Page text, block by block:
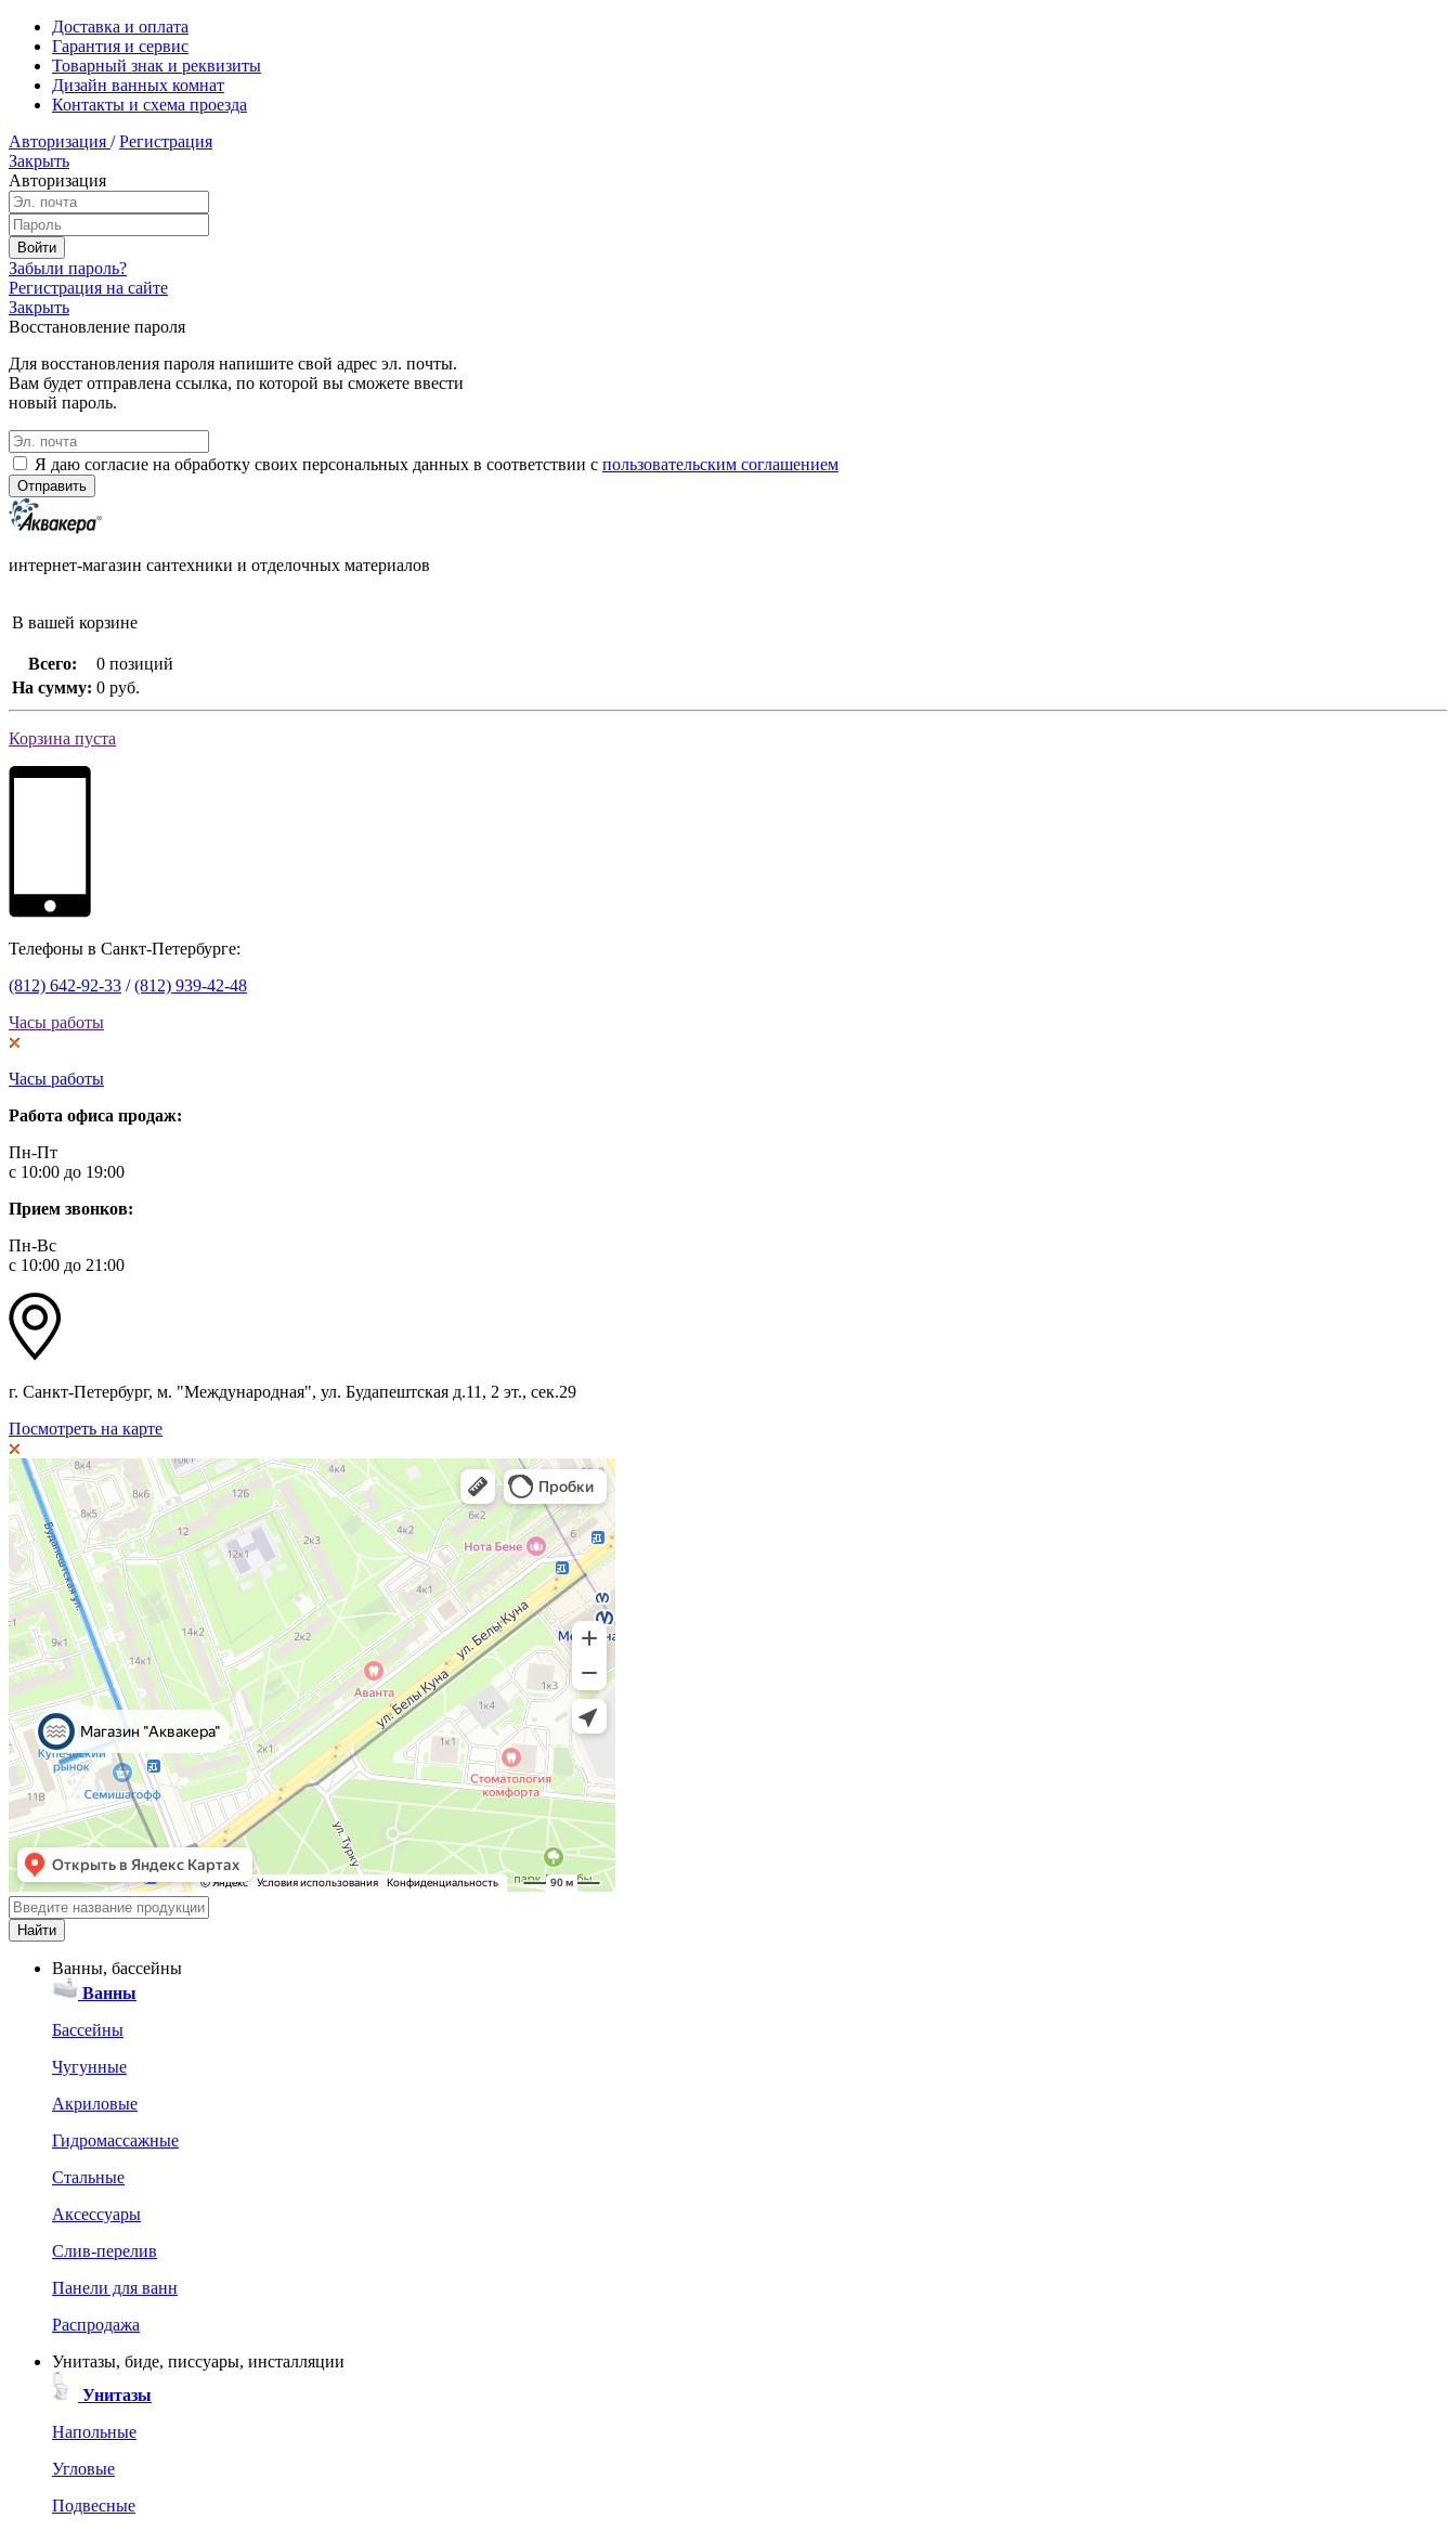
Доставка и оплата
Гарантия и сервис
Товарный знак и реквизиты
Дизайн ванных комнат
Контакты и схема проезда
Авторизация / Регистрация
Закрыть
Авторизация
Забыли пароль?
Регистрация на сайте
Закрыть
Восстановление пароля
Для восстановления пароля напишите свой адрес эл. почты.
Вам будет отправлена ссылка, по которой вы сможете ввести
новый пароль.
Я даю согласие на обработку своих персональных данных в соответствии с пользовательским соглашением
интернет-магазин сантехники и отделочных материалов
В вашей корзине
Всего:
0 позиций
На сумму: 0 руб.
Корзина пуста
Телефоны в Санкт-Петербурге:
(812) 642-92-33 /(812) 939-42-48
Часы работы
Часы работы
Работа офиса продаж:
Пн-Пт
с 10:00 до 19:00
Прием звонков:
Пн-Вс
с 10:00 до 21:00
г. Санкт-Петербург, м. "Международная", ул. Будапештская д.11, 2 эт., сек.29
Посмотреть на карте
Ванны, бассейны
Ванны
Бассейны
Чугунные
Акриловые
Гидромассажные
Стальные
Аксессуары
Слив-перелив
Панели для ванн
Распродажа
Унитазы, биде, писсуары, инсталляции
Унитазы
Напольные
Угловые
Подвесные